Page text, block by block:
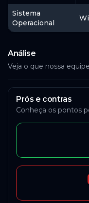
Sistema
Operacional
Análise
Veja o que nossa
Prós e contras
Conheça os pontos